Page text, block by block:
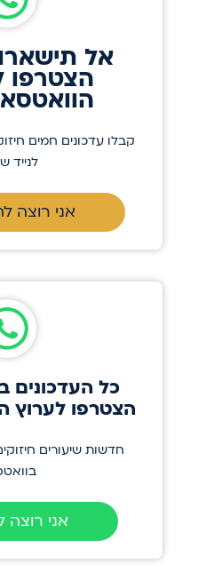
אל
הצטרפו
קבלו עדכונים חמים
לנייד
אני רוצה
כל
הצטרפו לערוץ
חדשות שיעורים
אני רוצה